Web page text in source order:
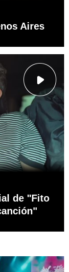
Aires
de "Fito